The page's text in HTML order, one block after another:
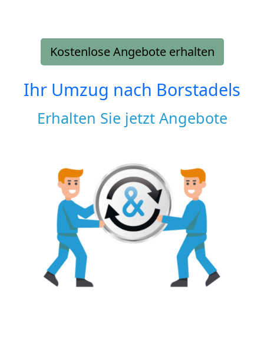
Kostenlose Angebote erhalten
Ihr Umzug nach Borstadels
Erhalten Sie jetzt Angebote